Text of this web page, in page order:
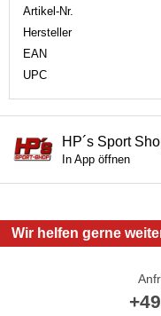
Artikel-Nr.
Hersteller
EAN
UPC
HP´s Sport
In App öffnen
Wir helfen gerne